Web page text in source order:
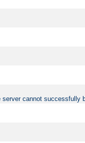
cannot successfully